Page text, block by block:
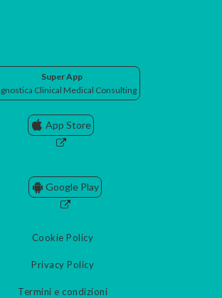
Super App
Clinical Medical Consulting
App Store
Google Play
Cookie Policy
Privacy Policy
Termini e condizioni